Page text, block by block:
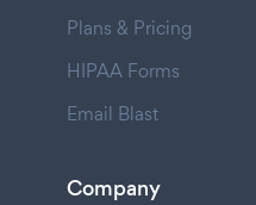
Plans & Pricing
HIPAA Forms
Email Blast
Company